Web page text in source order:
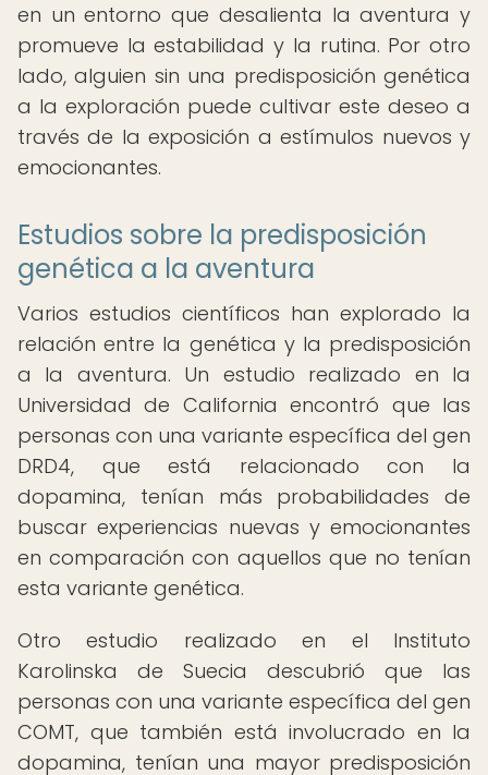
en un entorno que desalienta la aventura y
promueve la estabilidad y la rutina. Por otro
lado, alguien sin una predisposición genética
a la exploración puede cultivar este deseo a
través de la exposición a estímulos nuevos y
emocionantes.
Estudios sobre la predisposición
genética a la aventura
Varios estudios científicos han explorado la
relación entre la genética y la predisposición
a la aventura. Un estudio realizado en la
Universidad de California encontró que las
personas con una variante específica del gen
DRD4, que está relacionado con la
dopamina, tenían más probabilidades de
buscar experiencias nuevas y emocionantes
en comparación con aquellos que no tenían
esta variante genética.
Otro estudio realizado en el Instituto
Karolinska de Suecia descubrió que las
personas con una variante específica del gen
COMT, que también está involucrado en la
dopamina, tenían una mayor predisposición